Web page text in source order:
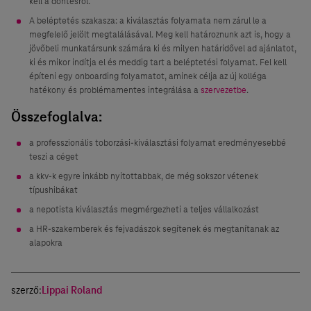
A beléptetés szakasza: a kiválasztás folyamata nem zárul le a
megfelelő jelölt megtalálásával. Meg kell határoznunk azt is, hogy a
jövőbeli munkatársunk számára ki és milyen határidővel ad ajánlatot,
ki és mikor indítja el és meddig tart a beléptetési folyamat. Fel kell
építeni egy onboarding folyamatot, aminek célja az új kolléga
hatékony és problémamentes integrálása a szervezetbe.
Összefoglalva:
a professzionális toborzási-kiválasztási folyamat eredményesebbé
teszi a céget
a kkv-k egyre inkább nyitottabbak, de még sokszor vétenek
típushibákat
a nepotista kiválasztás megmérgezheti a teljes vállalkozást
a HR-szakemberek és fejvadászok segítenek és megtanítanak az
alapokra
szerző:Lippai Roland